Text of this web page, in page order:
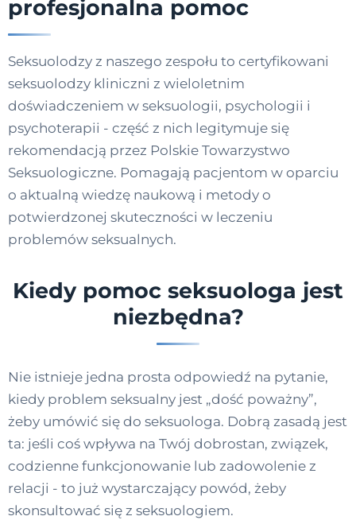
profesjonalna pomoc
Seksuolodzy z naszego zespołu to certyfikowani
seksuolodzy kliniczni z wieloletnim
doświadczeniem w seksuologii, psychologii i
psychoterapii - część z nich legitymuje się
rekomendacją przez Polskie Towarzystwo
Seksuologiczne. Pomagają pacjentom w oparciu
o aktualną wiedzę naukową i metody o
potwierdzonej skuteczności w leczeniu
problemów seksualnych.
Kiedy pomoc seksuologa jest
niezbędna?
Nie istnieje jedna prosta odpowiedź na pytanie,
kiedy problem seksualny jest „dość poważny”,
żeby umówić się do seksuologa. Dobrą zasadą jest
ta: jeśli coś wpływa na Twój dobrostan, związek,
codzienne funkcjonowanie lub zadowolenie z
relacji - to już wystarczający powód, żeby
skonsultować się z seksuologiem.